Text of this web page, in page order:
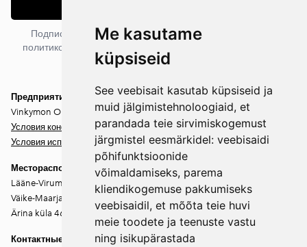
Me kasutame
küpsiseid
See veebisait kasutab küpsiseid ja
muid jälgimistehnoloogiaid, et
parandada teie sirvimiskogemust
järgmistel eesmärkidel: veebisaidi
põhifunktsioonide
võimaldamiseks, parema
kliendikogemuse pakkumiseks
veebisaidil, et mõõta teie huvi
meie toodete ja teenuste vastu
ning isikupärastada
Подписываясь на рассылку, вы соглашаетесь с нашей
политикой конфиденциальности. Вы можете отписаться в
любое время.
Предприятие
Vinkymon OÜ
Условия конфиденциальности
Условия использования
Месторасположение
Lääne-Virumaa
Väike-Maarja vald
Ärina küla 46202
Контактные данные